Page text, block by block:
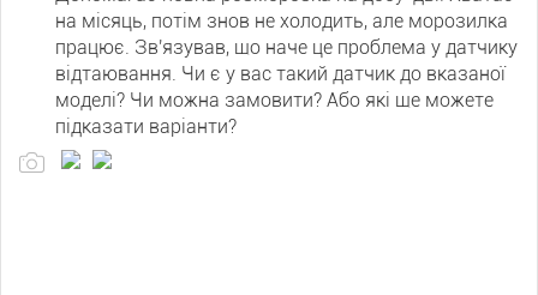
на місяць, потім знов не холодить, але морозилка
працює. Зв'язував, що наче це проблема у датчику
відтаювання. Чи є у вас такий датчик до вказаної
моделі? Чи можна замовити? Або які ще можете
підказати варіанти?